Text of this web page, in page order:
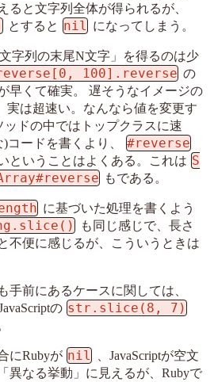
ると文字列全体が得られるが、
とすると nil になってしまう。
字列の末尾N文字」を得るのは少
100].reverse の
早くて確実。 遅そうなイメージの
実は超速い。なんなら値を変更す
ッドの中ではトップクラスに速
コードを書くより、
#reverse
ということはよくある。これは S
もである。
に基づいた処理を書くよう
も同じ感じで、長さ
不便に感じるが、こういうときは
手前にあるケースに関しては、
の str.slice(8, 7)
にRubyが nil
、JavaScriptが空文
異なる挙動」に見えるが、Rubyで